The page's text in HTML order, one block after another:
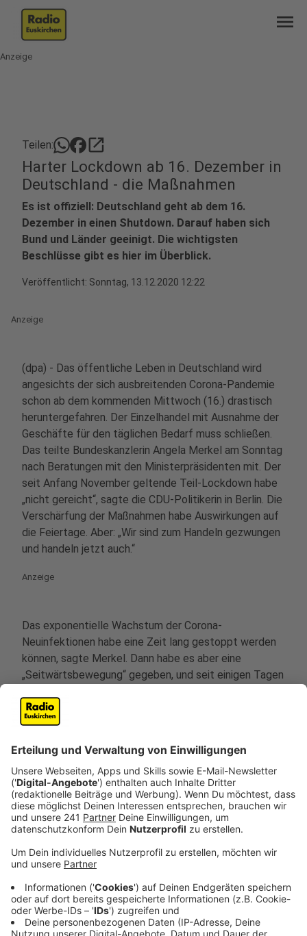
menu
Anzeige
Teilen: open_in_new
Harter Lockdown ab 16. Dezember in
Deutschland - die Maßnahmen
Es ist offiziell: Deutschland geht ab dem 16.
Dezember in einen Shutdown. Darauf haben sich
Bund und Länder geeinigt. Die wichtigsten
Beschlüsse gibt es hier im Überblick.
Veröffentlicht: Sonntag, 13.12.2020 12:22
Anzeige
(dpa) - Das öffentliche Leben in Deutschland wird
angesichts der sich ausbreitenden Corona-Pandemie
schon ab dem kommenden Mittwoch (16.) drastisch
heruntergefahren. Der Einzelhandel mit Ausnahme der
Geschäfte für den täglichen Bedarf muss schließen.
Das teilte Bundeskanzlerin Angela Merkel am Sonntag
nach Beratungen mit den Ministerpräsidenten mit. Der
seit Anfang November geltende Teil-Lockdown habe
„nicht gereicht“, sagte die CDU-Politikerin in Berlin. Die
Verschärfung der Maßnahmen habe Auswirkungen auf
die Feiertage. Aber: „Wir sind zum Handeln gezwungen
und handeln jetzt auch.“
Anzeige
Das exponentielle Wachstum der Corona-
Neuinfektionen habe eine Zeit lang gestoppt werden
können, sagte Merkel. Dann habe es aber eine
„Seitwärtsbewegung“ gegeben, und seit einigen Tagen
Anzeige
"Corona ist außer Kontrolle geraten“, warnte Bayerns
Ministerpräsident Markus Söder. „Die Lage ist
eigentlich 5 vor 12.“ Deswegen habe man keine halben
Sachen mehr machen wollen. Ab Mittwoch gelte ein
„Lockdown für alle“, sagte der CSU-Vorsitzende. „Die
Philosophie heißt: Daheim bleiben!“ Berlins
Regierungschef Michael Müller (SPD) betonte, es
seien weiter „Dinge möglich“, etwa an Weihnachten.
„Aber man muss auch nicht alles machen, was möglich
ist.“